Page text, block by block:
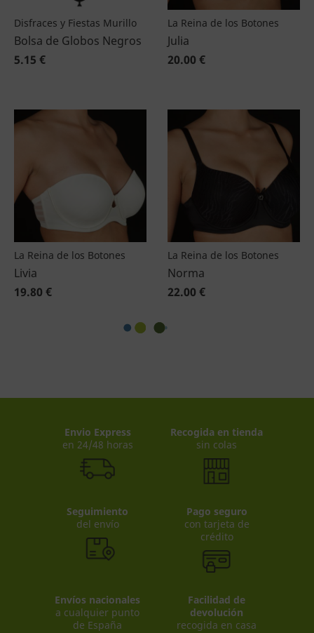
Disfraces y Fiestas Murillo
Bolsa de Globos Negros
5.15 €
La Reina de los Botones
Julia
20.00 €
La Reina de los Botones
Livia
19.80 €
La Reina de los Botones
Norma
22.00 €
Envio Express
en 24/48 horas
Recogida en tienda
sin colas
Seguimiento
del envío
Pago seguro
con tarjeta de
crédito
Envíos nacionales
a cualquier punto
de España
Facilidad de
devolución
recogida en casa